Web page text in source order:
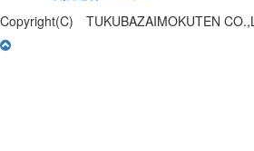
Copyright(C) TUKUBAZAIMOKUTEN